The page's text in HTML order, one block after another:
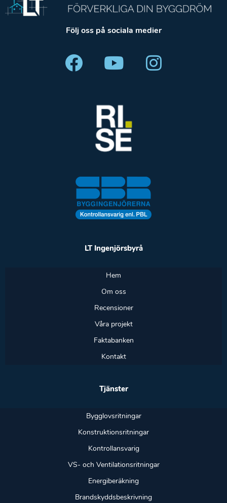
Följ oss på sociala medier
LT Ingenjörsbyrå
Hem
Om oss
Recensioner
Våra projekt
Faktabanken
Kontakt
Tjänster
Bygglovsritningar
Konstruktionsritningar
Kontrollansvarig
VS- och Ventilationsritningar
Energiberäkning
Brandskyddsbeskrivning